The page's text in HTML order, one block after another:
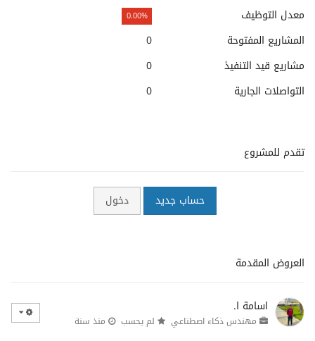
معدل التوظيف
0.00%
المشاريع المفتوحة
0
مشاريع قيد التنفيذ
0
التواصلات الجارية
0
تقدم للمشروع
حساب جديد دخول
العروض المقدمة
اسامة ا.
مهندس ذكاء اصطناعي لم يحسب منذ سنة